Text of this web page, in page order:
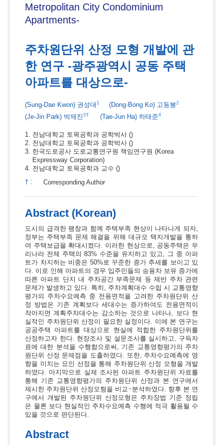
Metropolitan City Condominium
Apartments-
주차원단위 산정 모형 개발에 관
한 연구 -광주광역시 공동 주택
아파트를 대상으로-
(Sung-Dae Kwon) 권성대 1 (Dong-Bong Ko) 고동봉2
(Je-Jin Park) 박제진3† (Tae-Jun Ha) 하태준4
전남대학교 토목공학과 공학박사 ()
전남대학교 토목공학과 공학박사 ()
한국도로공사 도로교통연구원 책임연구원 (Korea
Expressway Corporation)
전남대학교 토목공학과 교수 ()
† : Corresponding Author
Abstract (Korean)
도시의 급격한 팽창과 함께 주택부족 현상이 나타나게 되자,
정부는 주택부족 문제 해결을 위해 대규모 택지개발을 통하
여 주택보급을 확대시켰다. 이러한 현상으로, 공동주택은 우
리나라 전체 주택의 83% 수준을 유지하고 있고, 그 중 아파
트가 차지하는 비중은 50%로 꾸준한 증가 추세를 보이고 있
다. 이로 인해 아파트의 경우 입주민들의 승용차 보유 증가에
따른 아파트 단지 내 주차공간 부족문제 등 제반 주차 관련
문제가 발생하고 있다. 특히, 주차계획대수 수립 시 교통영향
평가의 주차수요예측 중 전용면적을 고려한 주차원단위 산
정 방법은 기존 계획보다 세대수는 증가하여도 전용면적이
작아지면 계획주차대수는 감소하는 것으로 나타나, 보다 현
실적인 주차원단위 산정이 필요한 실정이다. 이에 본 연구는
공공주택 아파트를 대상으로 현실에 적합한 주차원단위를
산정하고자 한다. 현장조사 및 설문조사를 실시하고, 구득자
료에 대한 분석을 수행함으로써, 기존 교통영향평가의 주차
원단위 산정 문제점을 도출하였다. 또한, 주차수요예측에 영
향을 미치는 요인 선정을 통해 주차원단위 산정 모형을 개발
하였다. 마지막으로 실제 조사된 아파트 주차원단위 자료를
통해 기존 교통영향평가의 주차원단위 산정과 본 연구에서
제시한 주차원단위 산정모형을 비교･분석하였다. 향후 본 연
구에서 개발된 주차원단위 산정모형은 주차장법 기준 정립
은 물론 보다 현실적인 주차수요예측 수행에 적극 활용될 수
있을 것으로 판단된다.
Abstract